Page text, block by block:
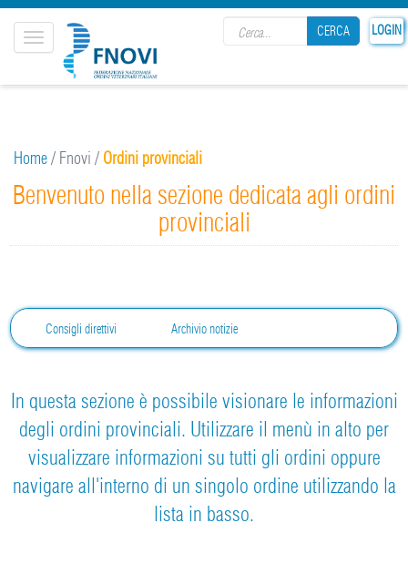
LOGIN
CERCA
Toggle
navigation
Home/ Fnovi / Ordini provinciali
Benvenuto nella sezione dedicata agli ordini
provinciali
Consigli direttivi Archivio notizie
In questa sezione è possibile visionare le informazioni
degli ordini provinciali. Utilizzare il menù in alto per
visualizzare informazioni su tutti gli ordini oppure
navigare all'interno di un singolo ordine utilizzando la
lista in basso.